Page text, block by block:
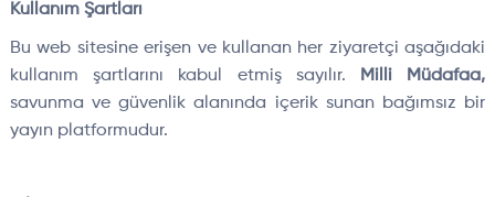
Kullanım Şartları
Bu web sitesine erişen ve kullanan her ziyaretçi aşağıdaki
kullanım şartlarını kabul etmiş sayılır.
Milli Müdafaa,
savunma ve güvenlik alanında içerik sunan bağımsız bir
yayın platformudur.